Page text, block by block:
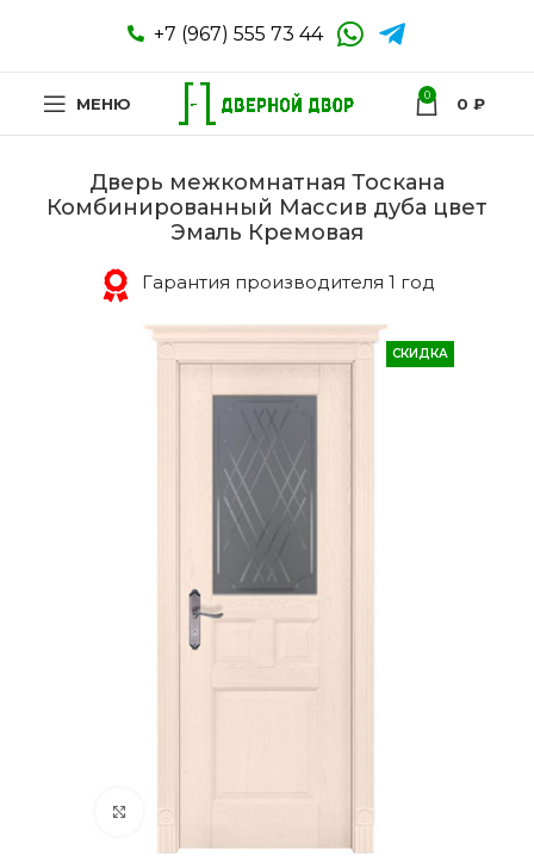
+7 (967) 555 73 44
МЕНЮ 0 0 ₽
Дверь межкомнатная Тоскана
Комбинированный Массив дуба цвет
Эмаль Кремовая
Гарантия производителя 1 год
СКИДКА